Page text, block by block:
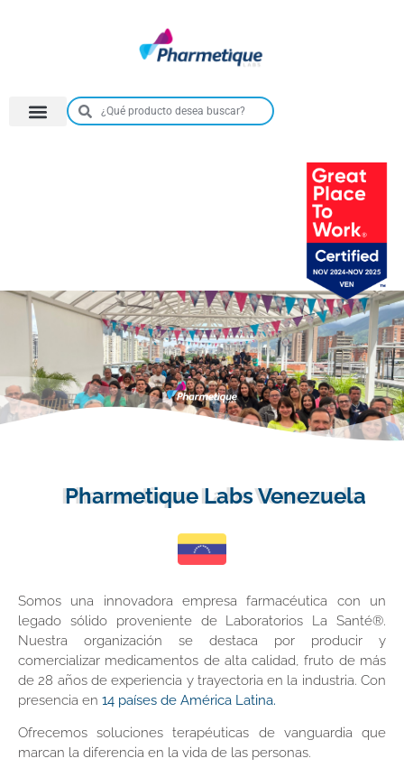
Pharmetique Labs Venezuela
Somos una innovadora empresa farmacéutica con un
legado sólido proveniente de Laboratorios La Santé®.
Nuestra organización se destaca por producir y
comercializar medicamentos de alta calidad, fruto de más
de 28 años de experiencia y trayectoria en la industria. Con
presencia en 14 países de América Latina.
Ofrecemos soluciones terapéuticas de vanguardia que
marcan la diferencia en la vida de las personas.